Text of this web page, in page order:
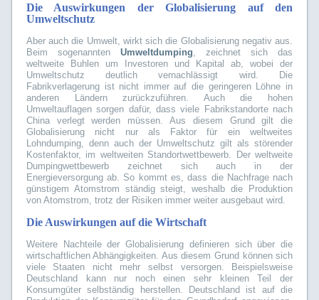
Die Auswirkungen der Globalisierung auf den
Umweltschutz
Aber auch die Umwelt, wirkt sich die Globalisierung negativ aus.
Beim sogenannten Umweltdumping, zeichnet sich das
weltweite Buhlen um Investoren und Kapital ab, wobei der
Umweltschutz deutlich vernachlässigt wird. Die
Fabrikverlagerung ist nicht immer auf die geringeren Löhne in
anderen Ländern zurückzuführen. Auch die hohen
Umweltauflagen sorgen dafür, dass viele Fabrikstandorte nach
China verlegt werden müssen. Aus diesem Grund gilt die
Globalisierung nicht nur als Faktor für ein weltweites
Lohndumping, denn auch der Umweltschutz gilt als störender
Kostenfaktor, im weltweiten Standortwettbewerb. Der weltweite
Dumpingwettbewerb zeichnet sich auch in der
Energieversorgung ab. So kommt es, dass die Nachfrage nach
günstigem Atomstrom ständig steigt, weshalb die Produktion
von Atomstrom, trotz der Risiken immer weiter ausgebaut wird.
Die Auswirkungen auf die Wirtschaft
Weitere Nachteile der Globalisierung definieren sich über die
wirtschaftlichen Abhängigkeiten. Aus diesem Grund können sich
viele Staaten nicht mehr selbst versorgen. Beispielsweise
Deutschland kann nur noch einen sehr kleinen Teil der
Konsumgüter selbständig herstellen. Deutschland ist auf die